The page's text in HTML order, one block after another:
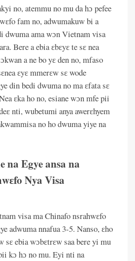
no, atemmu no mu da hɔ pefee
fam no, adwumakuw bi a
dwuma ama wɔn Vietnam visa
Bere a ebia ɛbɛyɛ te sɛ nea
a ne bo yɛ den no, mfaso
ɛyɛ mmerɛw sɛ wode
din bedi dwuma no ma ɛfata sɛ
ɛka ho no, esiane wɔn mfe pii
nti, wubetumi anya awerɛhyem
no ho dwuma yiye na
na Egye ansa na
Nya Visa
visa ma Chinafo nsrahwɛfo
adwuma nnafua 3-5. Nanso, ɛho
sɛ ebia wɔbɛtrɛw saa bere yi mu
kɔ hɔ no mu. Eyi nti na